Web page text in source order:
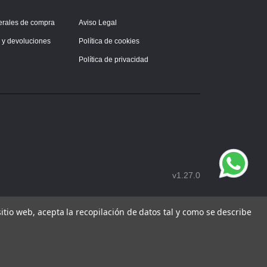
de compra
devoluciones
Aviso Legal
Política de cookies
Política de privacidad
v1.27.0
web, acepta la recopilación de datos tal y como se describe